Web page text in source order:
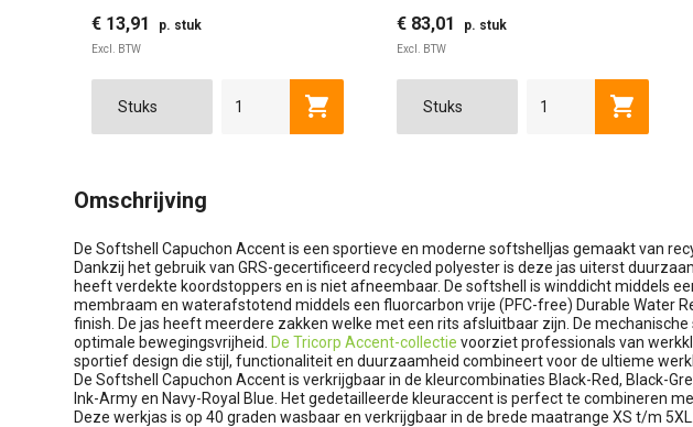
€ 13,91 p. stuk
Excl. BTW
Toevoegen aan winkelwagen
€ 83,01 p. stuk
Excl. BTW
Omschrijving
De Softshell Capuchon Accent is een sportieve en moderne softshelljas gemaakt van
Dankzij het gebruik van GRS-gecertificeerd recycled polyester is deze jas uiterst
heeft verdekte koordstoppers en is niet afneembaar. De softshell is winddicht middels
membraam en waterafstotend middels een fluorcarbon vrije (PFC-free) Durable Water
finish. De jas heeft meerdere zakken welke met een rits afsluitbaar zijn. De
optimale bewegingsvrijheid.
De Tricorp Accent-collectie voorziet professionals van
sportief design die stijl, functionaliteit en duurzaamheid combineert voor de ultieme
De Softshell Capuchon Accent is verkrijgbaar in de kleurcombinaties Black-Red, Black-
Ink-Army en Navy-Royal Blue. Het gedetailleerde kleuraccent is perfect te combineren
Deze werkjas is op 40 graden wasbaar en verkrijgbaar in de brede maatrange XS t/m 5XL.